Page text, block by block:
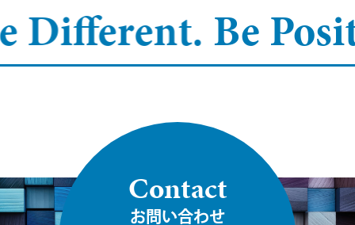
Different.Be
Contact
お問い合わせ